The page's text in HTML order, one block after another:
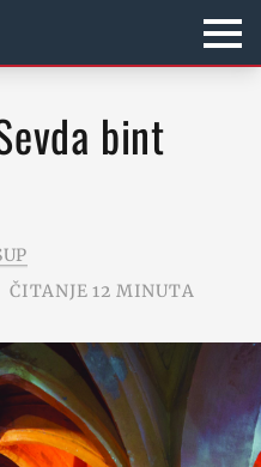
ČITANJE 12 MINUTA